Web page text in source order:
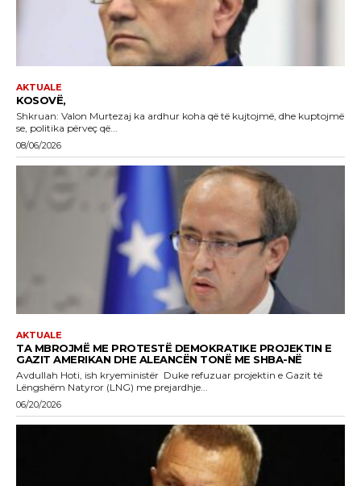
AKTUALE
KOSOVË,
Shkruan: Valon Murtezaj ka ardhur koha që të kujtojmë, dhe kuptojmë
se, politika përveç që...
08/06/2026
AKTUALE
TA MBROJMË ME PROTESTË DEMOKRATIKE PROJEKTIN E
GAZIT AMERIKAN DHE ALEANCËN TONË ME SHBA-NË
Avdullah Hoti, ish kryeministër Duke refuzuar projektin e Gazit të
Lëngshëm Natyror (LNG) me prejardhje...
06/20/2026